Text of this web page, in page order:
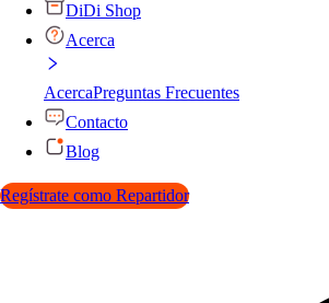
DiDi Shop
Acerca
AcercaPreguntas Frecuentes
Contacto
Blog
Regístrate como Repartidor